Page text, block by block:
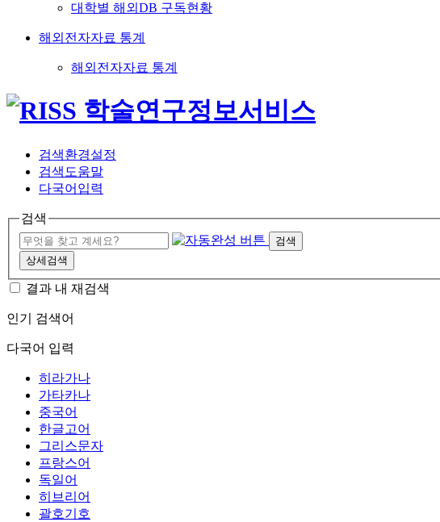
대학별 해외DB 구독현황
해외전자자료 통계
해외전자자료 통계
검색환경설정
검색도움말
다국어입력
검색
검색
상세검색
결과 내 재검색
인기 검색어
다국어 입력
히라가나
가타카나
중국어
한글고어
그리스문자
프랑스어
독일어
히브리어
괄호기호